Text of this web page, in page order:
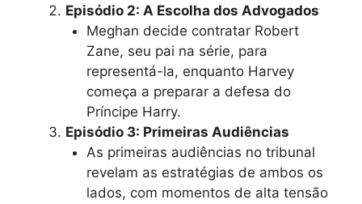
Episódio 2: A Escolha dos Advogados
Meghan decide contratar Robert
Zane, seu pai na série, para
representá-la, enquanto Harvey
começa a preparar a defesa do
Príncipe Harry.
Episódio 3: Primeiras Audiências
As primeiras audiências no tribunal
revelam as estratégias de ambos os
lados, com momentos de alta tensão